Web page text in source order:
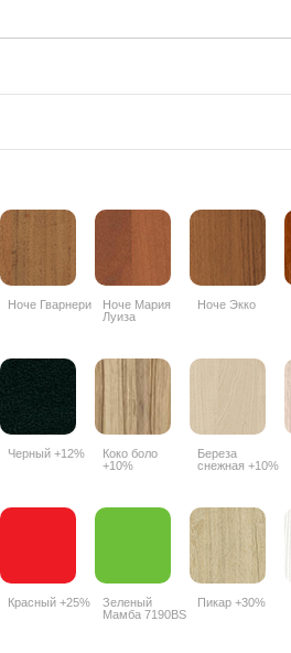
Ноче Гварнери
Ноче Мария
Луиза
Ноче Экко
Черный +12%
Коко боло
+10%
Береза
снежная +10%
Красный +25%
Зеленый
Мамба 7190BS
Пикар +30%